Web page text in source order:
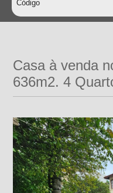
Casa à venda
636m2. 4